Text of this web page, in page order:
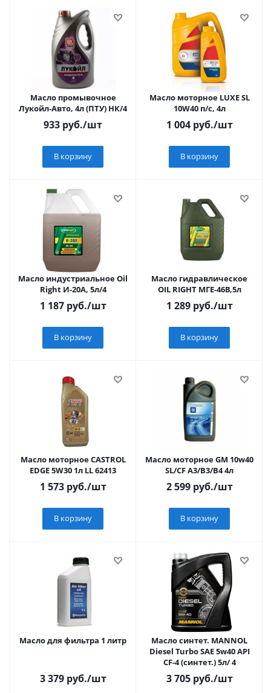
Масло промывочное
Лукойл-Авто, 4л (ПТУ) НК/4
933 руб./шт
В корзину
Масло моторное LUXE SL
10W40 п/с, 4л
1 004руб./шт
В корзину
Масло индустриальное Oil
Right И-20А, 5л/4
1 187руб./шт
В корзину
Масло гидравлическое
OIL RIGHT МГЕ-46В,5л
1 289руб./шт
В корзину
Масло моторное CASTROL
EDGE 5W30 1л LL 62413
1 573руб./шт
В корзину
Масло моторное GM 10w40
SL/CF A3/B3/B4 4л
2 599руб./шт
В корзину
Масло для фильтра 1 литр
3 379руб./шт
Масло синтет. MANNOL
Diеsel Turbo SAE 5w40 API
CF-4 (cинтет.) 5л/ 4
3 705руб./шт